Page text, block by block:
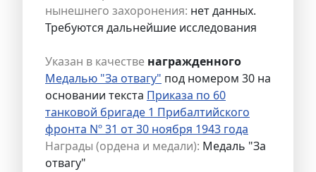
нынешнего захоронения: нет данных.
Требуются дальнейшие исследования
Указан в качестве награжденного
Медалью "За отвагу" под номером 30 на
основании текста Приказа по 60
танковой бригаде 1 Прибалтийского
фронта Nº 31 от 30 ноября 1943 года
Награды (ордена и медали): Медаль "За
отвагу"